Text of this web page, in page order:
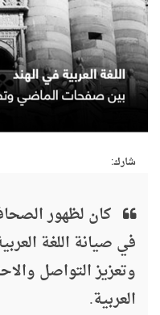
شارك:
كان لظهور
في صيانة اللغة
وتعزيز التواصل
العربية.